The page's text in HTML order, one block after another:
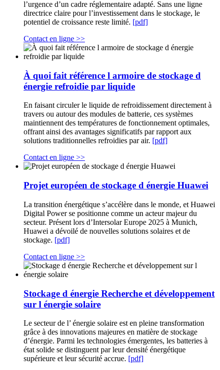
l’urgence d’un cadre réglementaire adapté. Sans une ligne
directrice claire pour l’investissement dans le stockage, le
potentiel de croissance reste limité. [pdf]
Contact en ligne >>
À quoi fait référence l armoire de stockage d
énergie refroidie par liquide
En faisant circuler le liquide de refroidissement directement à
travers ou autour des modules de batterie, ces systèmes
maintiennent des températures de fonctionnement optimales,
offrant ainsi des avantages significatifs par rapport aux
solutions traditionnelles refroidies par air. [pdf]
Contact en ligne >>
Projet européen de stockage d énergie Huawei
La transition énergétique s’accélère dans le monde, et Huawei
Digital Power se positionne comme un acteur majeur du
secteur. Présent lors d’Intersolar Europe 2025 à Munich,
Huawei a dévoilé de nouvelles solutions solaires et de
stockage. [pdf]
Contact en ligne >>
Stockage d énergie Recherche et développement
sur l énergie solaire
Le secteur de l’ énergie solaire est en pleine transformation
grâce à des innovations majeures en matière de stockage
d’énergie. Parmi les technologies émergentes, les batteries à
état solide se distinguent par leur densité énergétique
supérieure et leur sécurité accrue. [pdf]